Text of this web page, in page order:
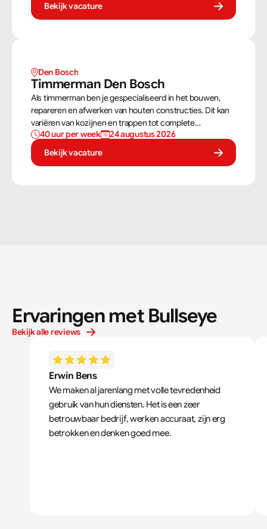
Bekijk vacature
Den Bosch
Timmerman Den Bosch
Als timmerman ben je gespecialiseerd in het bouwen,
repareren en afwerken van houten constructies. Dit kan
variëren van kozijnen en trappen tot complete
dakconstructies en gevels. Aan de hand van
bouwtekeningen zorg jij ervoor dat een constructie
zowel stevig als netjes is afgewerkt.
40 uur per week
24 augustus 2026
Bekijk vacature
Ervaringen met Bullseye
Bekijk alle reviews
Erwin Bens
We maken al jarenlang met volle tevredenheid
gebruik van hun diensten. Het is een zeer
betrouwbaar bedrijf, werken accuraat, zijn erg
betrokken en denken goed mee.